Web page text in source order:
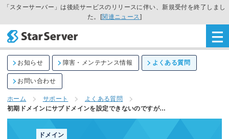
「スターサーバー」は後続サービスのリリースに伴い、新規受付を終了しまし
た。[関連ニュース]
お知らせ 障害・メンテナンス情報 よくある質問
お問い合わせ
ホーム サポート
よくある質問
初期ドメインにサブドメインを設定できないのですが…
ドメイン